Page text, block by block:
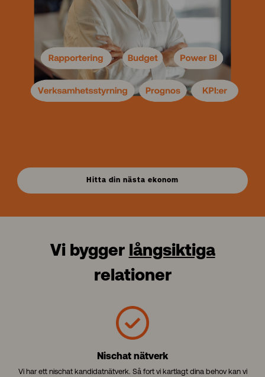
Hitta din nästa ekonom
Vi bygger långsiktiga
relationer
Nischat nätverk
Vi har ett nischat kandidatnätverk. Så fort vi kartlagt dina behov kan vi